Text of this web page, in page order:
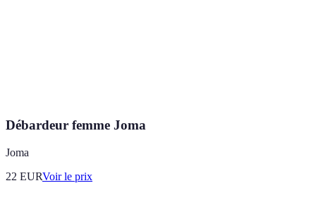
Débardeur femme Joma
Joma
22 EURVoir le prix